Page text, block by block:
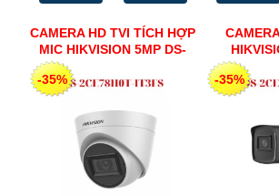
CAMERA HD TVI TÍCH HỢP
MIC HIKVISION 5MP DS-
2CE78H0T-IT3FS
-35%
-35%